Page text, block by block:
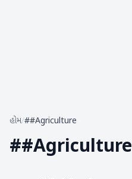
હોમ/##Agriculture
##Agriculture